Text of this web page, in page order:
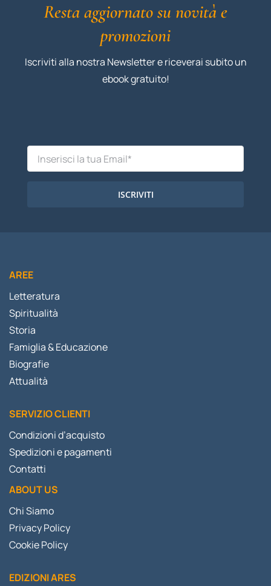
Resta aggiornato su novità e
promozioni
Iscriviti alla nostra Newsletter e riceverai subito un
ebook gratuito!
ISCRIVITI
AREE
Letteratura
Spiritualità
Storia
Famiglia & Educazione
Biografie
Attualità
SERVIZIO CLIENTI
Condizioni d’acquisto
Spedizioni e pagamenti
Contatti
ABOUT US
Chi Siamo
Privacy Policy
Cookie Policy
EDIZIONI ARES